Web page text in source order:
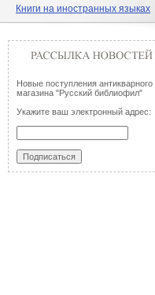
Книги на иностранных языках
Новые поступления антикварного
магазина "Русский библиофил"
Укажите ваш электронный адрес: